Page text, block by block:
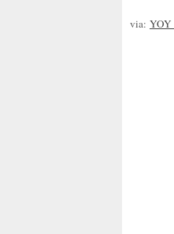
via: YOY